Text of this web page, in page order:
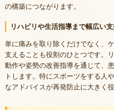
の構築につながります。
リハビリや生活指導まで幅広い
単に痛みを取り除くだけでなく、
支えることも役割のひとつです。
動作や姿勢の改善指導を通じて、
トします。特にスポーツをする人
なアドバイスが再発防止に大きく役